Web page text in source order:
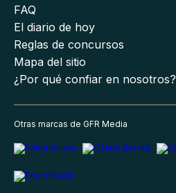
FAQ
El diario de hoy
Reglas de concursos
Mapa del sitio
¿Por qué confiar en nosotros?
Otras marcas de GFR Media